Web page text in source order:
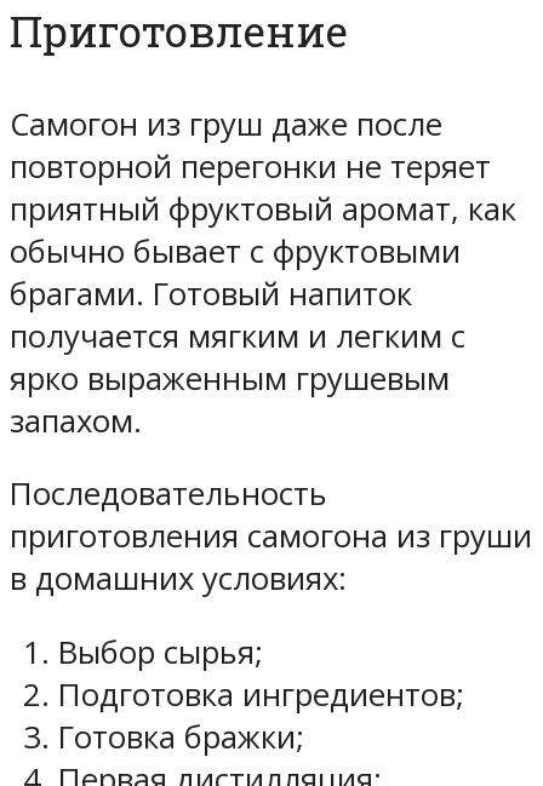
Приготовление
Самогон из груш даже после
повторной перегонки не теряет
приятный фруктовый аромат, как
обычно бывает с фруктовыми
брагами. Готовый напиток
получается мягким и легким с
ярко выраженным грушевым
запахом.
Последовательность
приготовления самогона из груши
в домашних условиях:
Выбор сырья;
Подготовка ингредиентов;
Готовка бражки;